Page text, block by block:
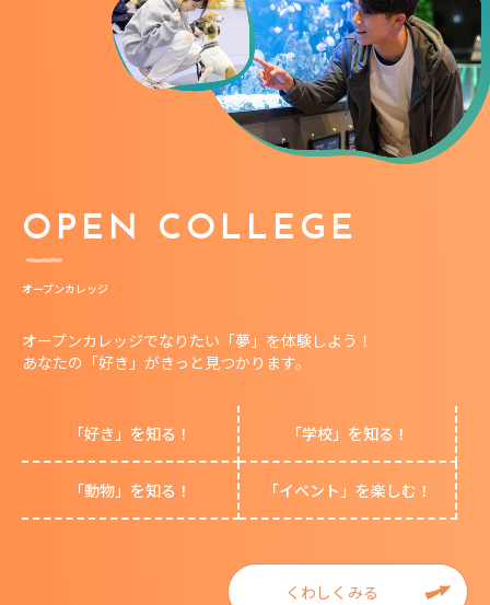
OPEN COLLEGE
オープンカレッジ
オープンカレッジでなりたい「夢」を体験しよう！
あなたの「好き」がきっと見つかります。
「好き」を知る！ 「学校」を知る！
「動物」を知る！ 「イベント」を楽しむ！
くわしくみる